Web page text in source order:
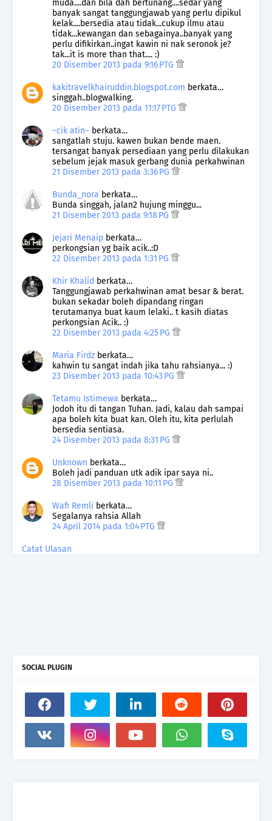
muda....dan bila dah bertunang....sedar yang
banyak sangat tanggungjawab yang perlu dipikul
kelak....bersedia atau tidak...cukup ilmu atau
tidak...kewangan dan sebagainya..banyak yang
perlu difikirkan..ingat kawin ni nak seronok je?
tak...it is more than that.... :)
20 Disember 2013 pada 9:16 PTG
kakitravelkhairuddin.blogspot.com berkata…
singgah..blogwalking.
20 Disember 2013 pada 11:17 PTG
~cik atin~ berkata…
sangatlah stuju. kawen bukan bende maen.
tersangat banyak persediaan yang perlu dilakukan
sebelum jejak masuk gerbang dunia perkahwinan
21 Disember 2013 pada 3:36 PG
Bunda_nora berkata…
Bunda singgah, jalan2 hujung minggu...
21 Disember 2013 pada 9:18 PG
Jejari Menaip berkata…
perkongsian yg baik acik..:D
22 Disember 2013 pada 1:31 PG
Khir Khalid berkata…
Tanggungjawab perkahwinan amat besar & berat.
bukan sekadar boleh dipandang ringan
terutamanya buat kaum lelaki.. t kasih diatas
perkongsian Acik.. :)
22 Disember 2013 pada 4:25 PG
Maria Firdz berkata…
kahwin tu sangat indah jika tahu rahsianya... :)
23 Disember 2013 pada 10:43 PG
Tetamu Istimewa berkata…
Jodoh itu di tangan Tuhan. Jadi, kalau dah sampai
apa boleh kita buat kan. Oleh itu, kita perlulah
bersedia sentiasa.
24 Disember 2013 pada 8:31 PG
Unknown berkata…
Boleh jadi panduan utk adik ipar saya ni..
28 Disember 2013 pada 10:11 PG
Wafi Remli berkata…
Segalanya rahsia Allah
24 April 2014 pada 1:04 PTG
Catat Ulasan
SOCIAL PLUGIN